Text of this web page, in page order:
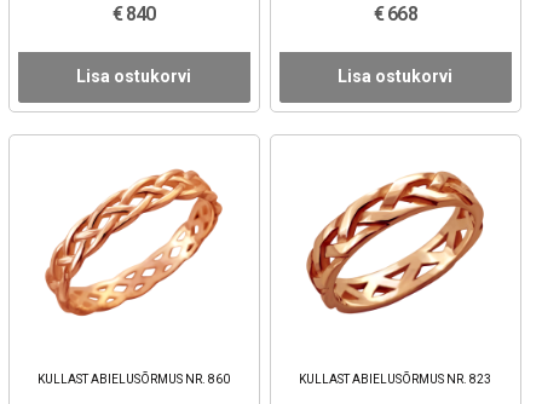
€ 840
Lisa ostukorvi
€ 668
Lisa ostukorvi
KULLAST ABIELUSÕRMUS NR. 860 KULLAST ABIELUSÕRMUS NR. 823